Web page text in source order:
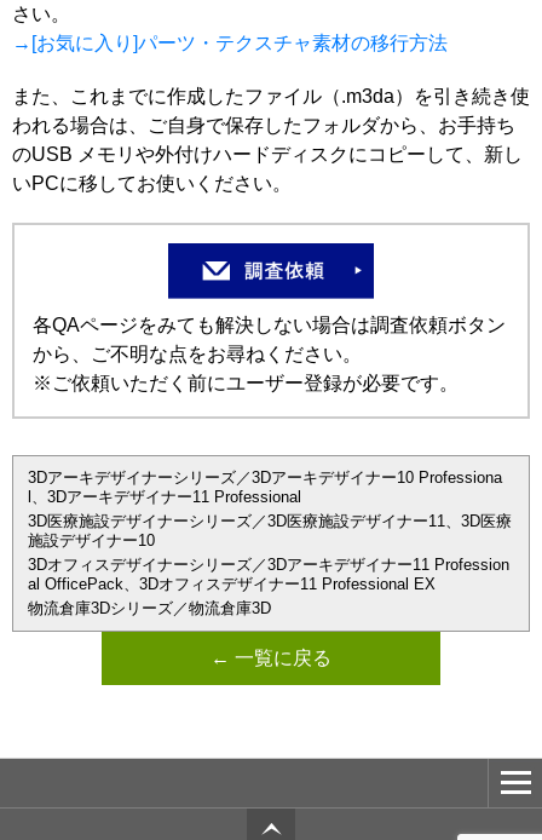
さい。
→[お気に入り]パーツ・テクスチャ素材の移行方法
また、これまでに作成したファイル（.m3da）を引き続き使
われる場合は、ご自身で保存したフォルダから、お手持ち
のUSB メモリや外付けハードディスクにコピーして、新し
いPCに移してお使いください。
各QAページをみても解決しない場合は調査依頼ボタン
から、ご不明な点をお尋ねください。
※ご依頼いただく前にユーザー登録が必要です。
3Dアーキデザイナーシリーズ／3Dアーキデザイナー10 Professiona
l、3Dアーキデザイナー11 Professional
3D医療施設デザイナーシリーズ／3D医療施設デザイナー11、3D医療
施設デザイナー10
3Dオフィスデザイナーシリーズ／3Dアーキデザイナー11 Profession
al OfficePack、3Dオフィスデザイナー11 Professional EX
物流倉庫3Dシリーズ／物流倉庫3D
← 一覧に戻る